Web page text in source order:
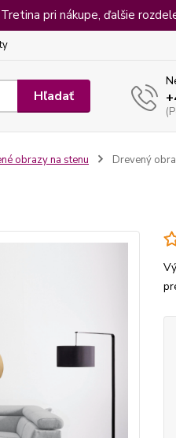
pri nákupe, ďalšie
Hľadať
obrazy na stenu Drevený